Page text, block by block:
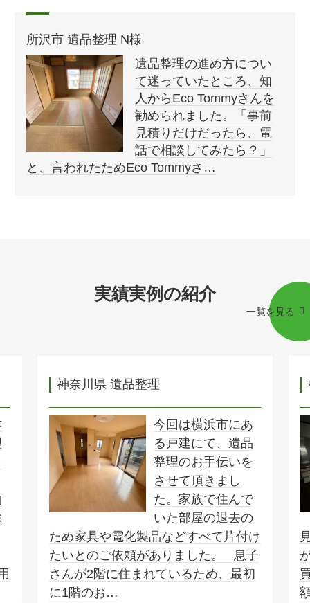
所沢市 遺品整理 N様
遺品整理の進め方につい
て迷っていたところ、知
人からEco Tommyさんを
勧められました。「事前
見積りだけだったら、電
話で相談してみたら？」
と、言われたためEco Tommyさ…
実績実例の紹介
一覧を見る
神奈川県 遺品整理
今回は横浜市にあ
る戸建にて、遺品
整理のお手伝いを
させて頂きまし
た。家族で住んで
いた部屋の退去の
ため家具や電化製品などすべて片付け
たいとのご依頼がありました。 息子
さんが2階に住まれているため、最初
に1階のお…